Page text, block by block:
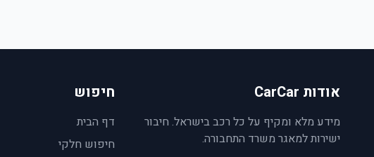
אודות CarCar
מידע מלא ומקיף על כל רכב בישראל. חיבור
ישירות למאגר משרד התחבורה.
חיפוש
דף הבית
חיפוש חלקי